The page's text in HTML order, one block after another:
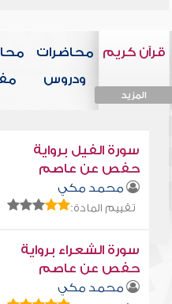
قرآن كريم
المزيد
محاضرات
ودروس
سورة الفيل برواية
حفص عن عاصم
محمد مكي
تقييم المادة:
سورة الشعراء برواية
حفص عن عاصم
محمد مكي